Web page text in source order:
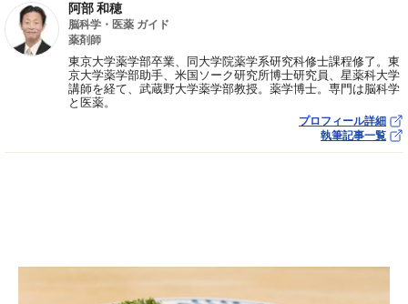
阿部 和穂
脳科学・医薬 ガイド
薬剤師
東京大学薬学部卒業、同大学院薬学系研究科修士課程修了。東
京大学薬学部助手、米国ソーク研究所博士研究員、星薬科大学
講師を経て、武蔵野大学薬学部教授。薬学博士。専門は脳科学
と医薬。
プロフィール詳細
執筆記事一覧